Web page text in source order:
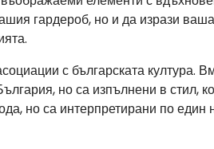
гардероб, но и да изрази
с българската култура.
но са изпълнени в стил,
но са интерпретирани по един